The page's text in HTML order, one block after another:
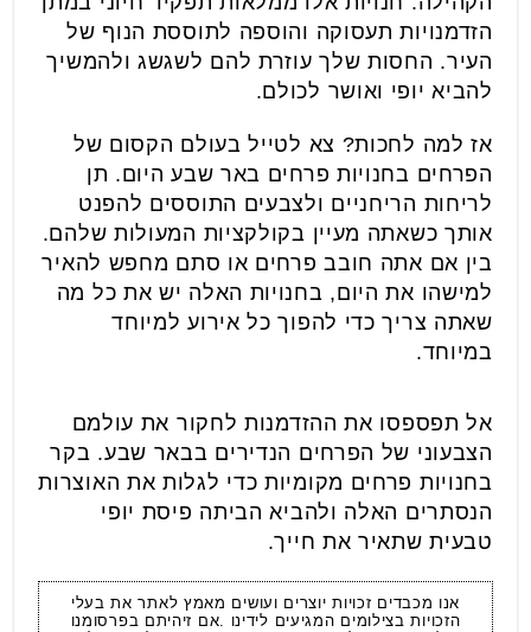
הזדמנויות תעסוקה והוספה לתוססת הנוף של
העיר. החסות שלך עוזרת להם לשגשג ולהמשיך
להביא יופי ואושר לכולם.
אז למה לחכות? צא לטייל בעולם הקסום של
הפרחים בחנויות פרחים באר שבע היום. תן
לריחות הריחניים ולצבעים התוססים להפנט
אותך כשאתה מעיין בקולקציות המעולות שלהם.
בין אם אתה חובב פרחים או סתם מחפש להאיר
למישהו את היום, בחנויות האלה יש את כל מה
שאתה צריך כדי להפוך כל אירוע למיוחד
במיוחד.
אל תפספסו את ההזדמנות לחקור את עולמם
הצבעוני של הפרחים הנדירים בבאר שבע. בקר
בחנויות פרחים מקומיות כדי לגלות את האוצרות
הנסתרים האלה ולהביא הביתה פיסת יופי
טבעית שתאיר את חייך.
אנו מכבדים זכויות יוצרים ועושים מאמץ לאתר את בעלי
הזכויות בצילומים המגיעים לידינו .אם זיהיתם בפרסומנו